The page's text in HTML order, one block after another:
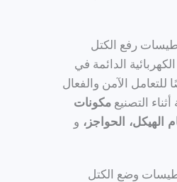
رفع الكتل
الكهربائية الدائمة في
الآمن والفعال
التصنيع مكونات
الهيكل، الحواجز، و
وضع الكتل